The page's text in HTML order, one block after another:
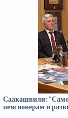
Саакашвили:
пенсионерам и